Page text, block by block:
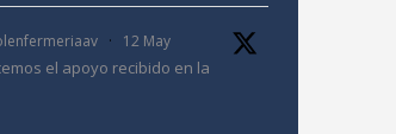
· 12 May
el apoyo recibido en la